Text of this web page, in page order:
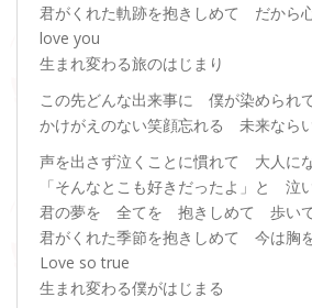
君がくれた軌跡を抱きしめて だから
love you
生まれ変わる旅のはじまり
この先どんな出来事に 僕が染められ
かけがえのない笑顔忘れる 未来なら
声を出さず泣くことに慣れて 大人に
「そんなとこも好きだったよ」と 泣
君の夢を 全てを 抱きしめて 歩いて
君がくれた季節を抱きしめて 今は胸
Love so true
生まれ変わる僕がはじまる